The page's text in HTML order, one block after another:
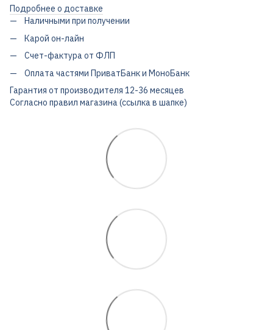
Подробнее о доставке
Наличными при получении
Карой он-лайн
Счет-фактура от ФЛП
Оплата частями ПриватБанк и МоноБанк
Гарантия от производителя 12-36 месяцев
Согласно правил магазина (ссылка в шапке)